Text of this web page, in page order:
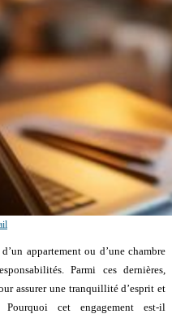
appartement ou d’une chambre
Parmi ces dernières,
assurer une tranquillité d’esprit et
cet engagement est-il